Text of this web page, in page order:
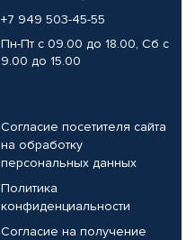
+7 949 503-45-55
Пн-Пт с 09.00 до 18.00, Сб с
9.00 до 15.00
Согласие посетителя сайта
на обработку
персональных данных
Политика
конфиденциальности
Согласие на получение